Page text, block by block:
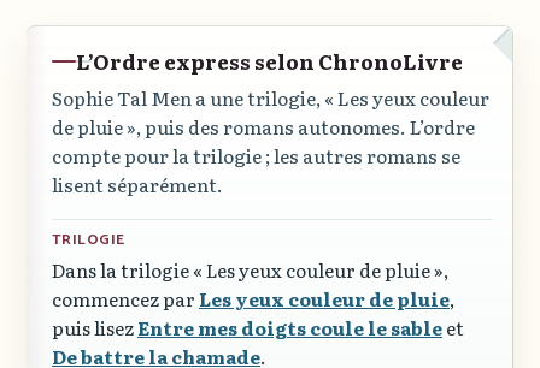
L’Ordre express selon ChronoLivre
Sophie Tal Men a une trilogie,« Les yeux couleur
de pluie », puis des romans autonomes. L’ordre
compte pour la trilogie ; les autres romans se
lisent séparément.
TRILOGIE
Dans la trilogie« Les yeux couleur de pluie »,
commencez par Les yeux couleur de pluie,
puis lisezEntre mes doigts coule le sableet
De battre la chamade.